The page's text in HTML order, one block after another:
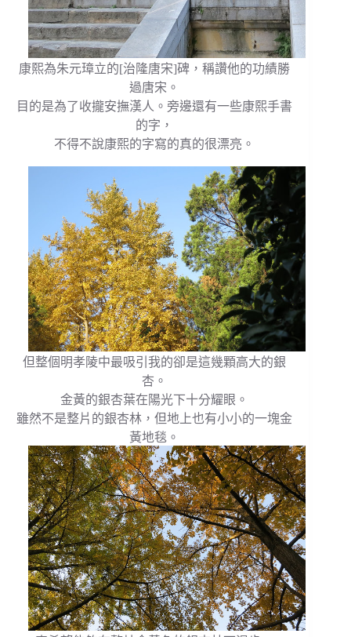
康熙為朱元璋立的[治隆唐宋]碑，稱讚他的功績勝
過唐宋。
目的是為了收攏安撫漢人。旁邊還有一些康熙手書
的字，
不得不說康熙的字寫的真的很漂亮。
但整個明孝陵中最吸引我的卻是這幾顆高大的銀
杏。
金黃的銀杏葉在陽光下十分耀眼。
雖然不是整片的銀杏林，但地上也有小小的一塊金
黃地毯。